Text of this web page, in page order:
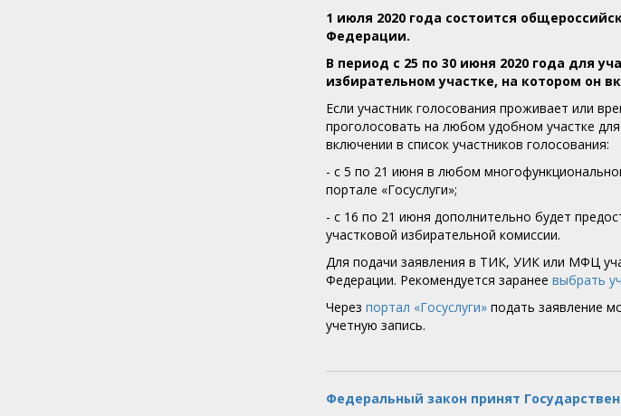
1 июля 2020 года состоится
Федерации.
В период с 25 по 30 июня 2020 года для
избирательном участке, на котором он
Если участник голосования проживает или
проголосовать на любом удобном участке
включении в список участников голосования:
- с 5 по 21 июня в любом
портале «Госуслуги»;
- с 16 по 21 июня дополнительно будет
участковой избирательной комиссии.
Для подачи заявления в ТИК, УИК или МФЦ
Федерации. Рекомендуется заранее выбрать
Через портал «Госуслуги»подать заявление
учетную запись.
Федеральный закон принят